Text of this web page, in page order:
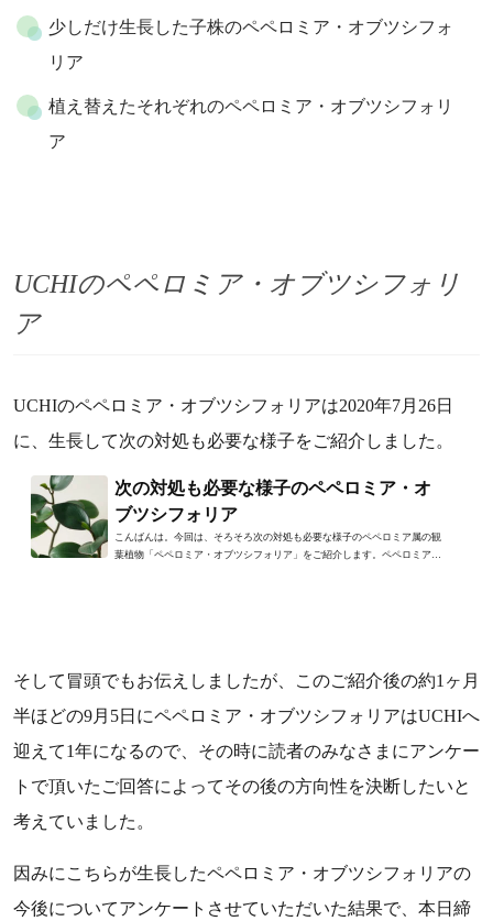
少しだけ生長した子株のペペロミア・オブツシフォ
リア
植え替えたそれぞれのペペロミア・オブツシフォリ
ア
UCHIのペペロミア・オブツシフォリ
ア
UCHIのペペロミア・オブツシフォリアは2020年7月26日
に、生長して次の対処も必要な様子をご紹介しました。
次の対処も必要な様子のペペロミア・オ
ブツシフォリア
こんばんは。今回は、そろそろ次の対処も必要な様子のペペロミア属の観
葉植物「ペペロミア・オブツシフォリア」をご紹介します。ペペロミア・
そして冒頭でもお伝えしましたが、このご紹介後の約1ヶ月
半ほどの9月5日にペペロミア・オブツシフォリアはUCHIへ
迎えて1年になるので、その時に読者のみなさまにアンケー
トで頂いたご回答によってその後の方向性を決断したいと
考えていました。
因みにこちらが生長したペペロミア・オブツシフォリアの
今後についてアンケートさせていただいた結果で、本日締